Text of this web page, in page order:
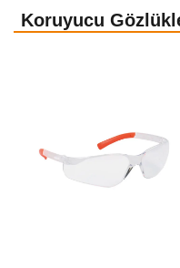
Koruyucu